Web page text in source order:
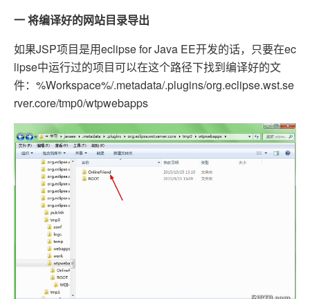
一 将编译好的网站目录导出
如果JSP项目是用eclipse for Java EE开发的话，只要在ec
lipse中运行过的项目可以在这个路径下找到编译好的文
件：%Workspace%/.metadata/.plugins/org.eclipse.wst.se
rver.core/tmp0/wtpwebapps